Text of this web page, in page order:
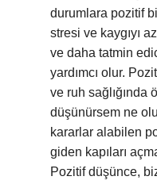
durumlara pozitif
stresi ve kaygıyı
ve daha tatmin
yardımcı olur.
ve ruh sağlığında
düşünürsem ne
kararlar alabilen
giden kapıları
Pozitif düşünce,